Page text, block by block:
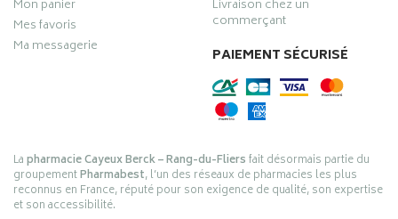
Mon panier
Mes favoris
Ma messagerie
Livraison chez un
commerçant
PAIEMENT SÉCURISÉ
Lapharmacie Cayeux Berck – Rang-du-Fliersfait désormais partie du
groupementPharmabest, l’un des réseaux de pharmacies les plus
reconnus en France, réputé pour son exigence de qualité, son expertise
et son accessibilité.